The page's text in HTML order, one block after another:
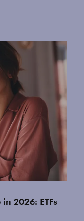
2026: ETFs